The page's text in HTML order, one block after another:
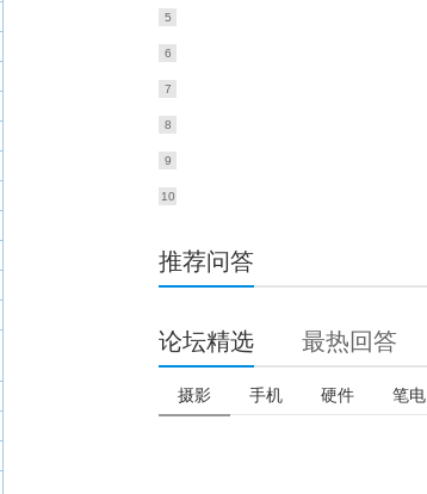
5
6
7
8
9
10
推荐问答
论坛精选 最热回答
摄影 手机 硬件 笔电